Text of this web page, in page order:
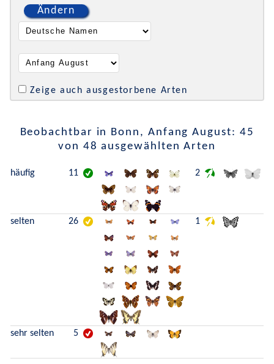
Ändern
Zeige auch ausgestorbene Arten
Beobachtbar in Bonn, Anfang August: 45
von 48 ausgewählten Arten
häufig 11 2
selten 26 1
sehr selten 5